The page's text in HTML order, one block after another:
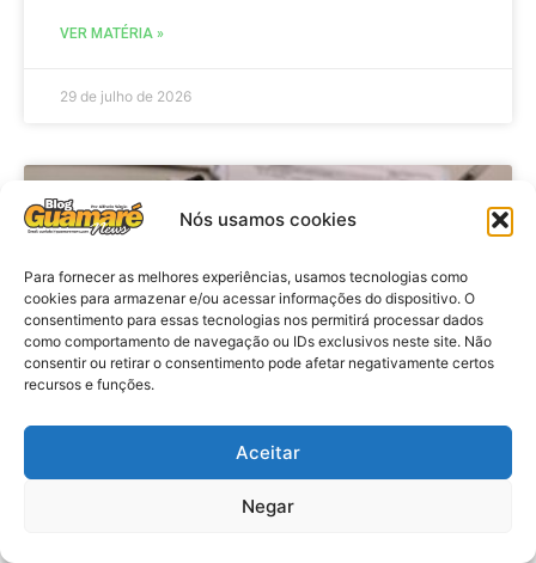
Nós usamos cookies
Para fornecer as melhores experiências, usamos tecnologias como
cookies para armazenar e/ou acessar informações do dispositivo. O
consentimento para essas tecnologias nos permitirá processar dados
como comportamento de navegação ou IDs exclusivos neste site. Não
consentir ou retirar o consentimento pode afetar negativamente certos
recursos e funções.
Aceitar
Negar
VER MATÉRIA »
29 de julho de 2026
Economia: Prazo de adesão ao
Programa Desenrola 2.0 é